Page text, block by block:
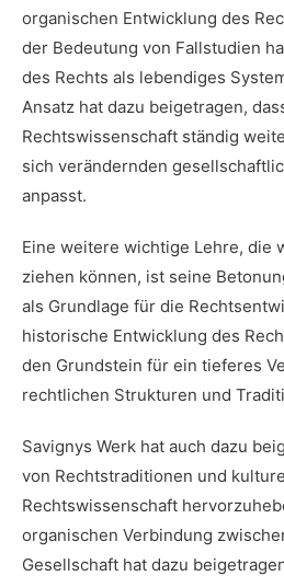
organischen Entwicklung des
der Bedeutung von Fallstudien⁣
des‌ Rechts als lebendiges
Ansatz hat dazu beigetragen,
⁢Rechtswissenschaft ständig
sich verändernden
anpasst.
Eine weitere wichtige Lehre,‍ die
ziehen können, ist seine
als Grundlage für die
historische Entwicklung des
den ‍Grundstein für ein tieferes
⁢rechtlichen Strukturen und⁢
Savignys Werk hat auch dazu
von Rechtstraditionen und
Rechtswissenschaft
organischen Verbindung
Gesellschaft hat dazu